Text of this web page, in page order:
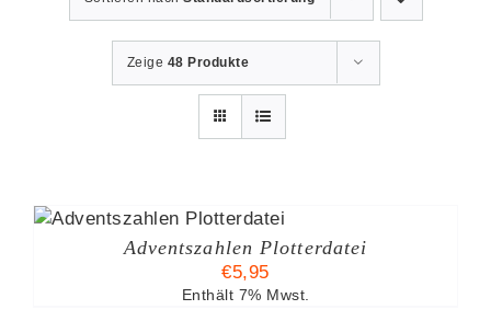
Zeige 48 Produkte
Adventszahlen Plotterdatei
€5,95
Enthält 7% Mwst.